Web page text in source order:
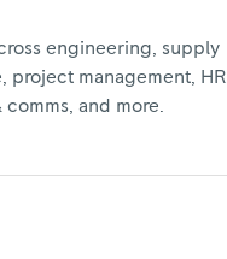
engineering, supply
management, HR,
and more.